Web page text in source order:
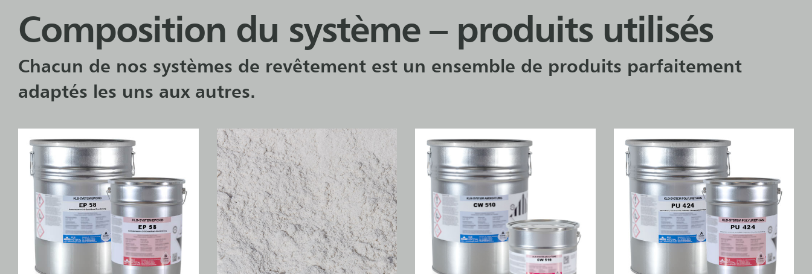
Composition du système – produits utilisés
Chacun de nos systèmes de revêtement est un ensemble de produits parfaitement
adaptés les uns aux autres.